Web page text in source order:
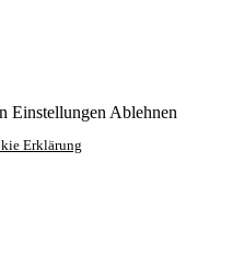
Einstellungen Ablehnen
Erklärung